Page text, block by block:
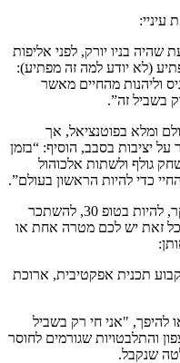
שהיה בניו יורק, לפני אליפות
(לא יודע למה זה מפתיע):
30 של עולם הטניס וליהנות מהחיים מאשר
בשביל זה”.
הצרפתי בן ה-31 שמדורג 22 בעולם ומלא בפוטנציאל, אך
יציבות בסבב, הוסיף: “בזמן
גולף ולשתות אלכוהול
כדי להיות הראשון בעולם”.
היקר, להיות בטופ 30, להשתכר
זאת יש לכם מטרה אחת או
תכנית אפקטיבית, ארוכת
להיפך, "אני חי רק בשביל
והתלבטויות שגורמים לחוסר
שנקבל.